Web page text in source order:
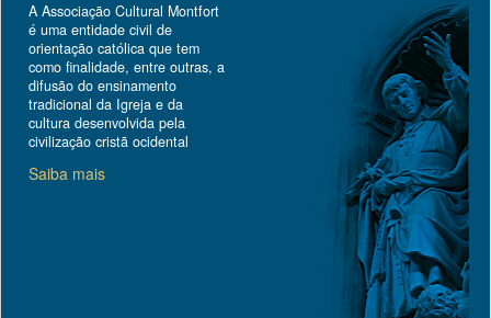
A Associação Cultural Montfort
é uma entidade civil de
orientação católica que tem
como finalidade, entre outras, a
difusão do ensinamento
tradicional da Igreja e da
cultura desenvolvida pela
civilização cristã ocidental
Saiba mais